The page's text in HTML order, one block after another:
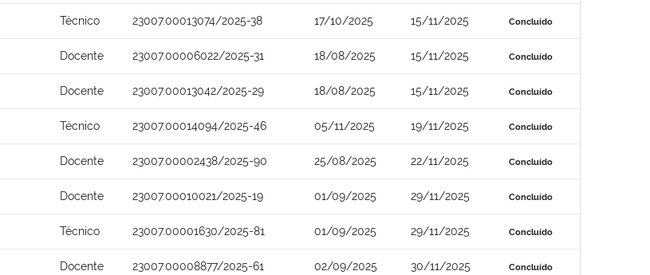
Técnico 23007.00013074/2025-38 17/10/2025 15/11/2025 Concluído
Docente 23007.00006022/2025-31 18/08/2025 15/11/2025 Concluído
Docente 23007.00013042/2025-29 18/08/2025 15/11/2025 Concluído
Técnico 23007.00014094/2025-46 05/11/2025 19/11/2025 Concluído
Docente 23007.00002438/2025-90 25/08/2025 22/11/2025 Concluído
Docente 23007.00010021/2025-19 01/09/2025 29/11/2025 Concluído
Técnico 23007.00001630/2025-81 01/09/2025 29/11/2025 Concluído
Docente 23007.00008877/2025-61 02/09/2025 30/11/2025 Concluído